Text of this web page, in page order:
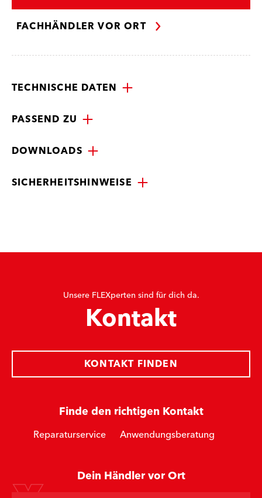
FACHHÄNDLER VOR ORT
TECHNISCHE DATEN
PASSEND ZU
DOWNLOADS
SICHERHEITSHINWEISE
Unsere FLEXperten sind für dich da.
Kontakt
Finde den richtigen Kontakt
Reparaturservice Anwendungsberatung
KONTAKT FINDEN
Dein Händler vor Ort